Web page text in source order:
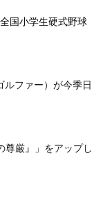
国小学生硬式野球
ファー）が今季日
尊厳』」をアップし